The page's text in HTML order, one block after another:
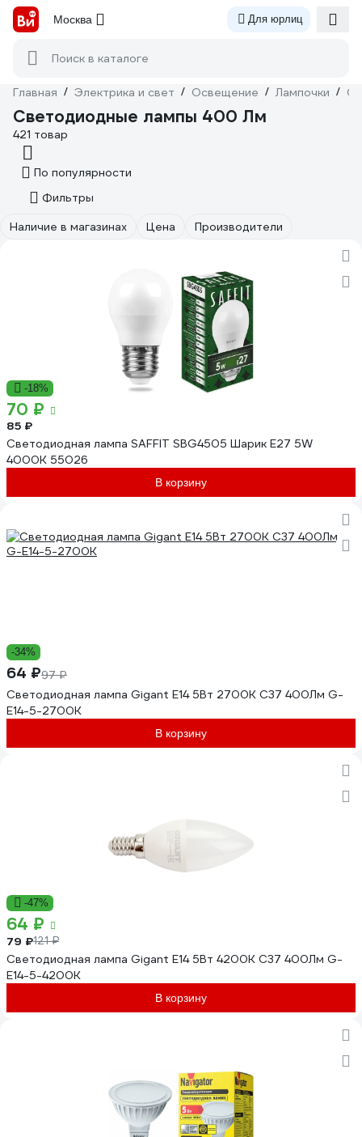
Москва Для юрлиц
Поиск в каталоге
Главная / Электрика и свет / Освещение / Лампочки /
Светодиодные лампы 400 Лм
421 товар
По популярности
Фильтры
Наличие в магазинах
Цена Производители
-18%
70 ₽
85 ₽
Светодиодная лампа SAFFIT SBG4505 Шарик E27 5W
4000K 55026
В корзину
-34%
64 ₽97 ₽
Светодиодная лампа Gigant E14 5Вт 2700К C37 400Лм G-
E14-5-2700K
В корзину
-47%
64 ₽
79 ₽121 ₽
Светодиодная лампа Gigant E14 5Вт 4200К C37 400Лм G-
E14-5-4200K
В корзину